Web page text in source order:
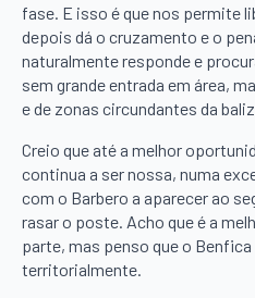
fase. E isso é que nos permite
depois dá o cruzamento e o
naturalmente responde e
sem grande entrada em área,
e de zonas circundantes da
Creio que até a melhor
continua a ser nossa, numa
com o Barbero a aparecer ao
rasar o poste. Acho que é a
parte, mas penso que o
territorialmente.